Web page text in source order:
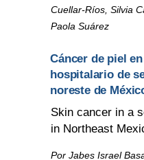
Cuellar-Ríos, Silvia
Paola Suárez
Cáncer de piel
hospitalario de
noreste de
Skin cancer in a
in Northeast
Por Jabes Israel